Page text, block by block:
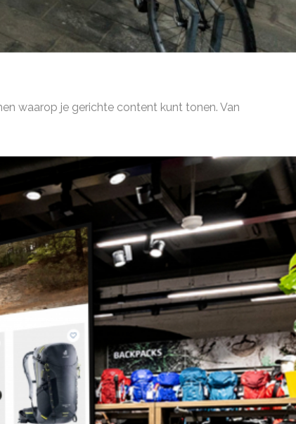
publiek geeft aan dat de etalage de
waarop je gerichte content kunt tonen. Van
verzenden. Zo verbind je jouw online